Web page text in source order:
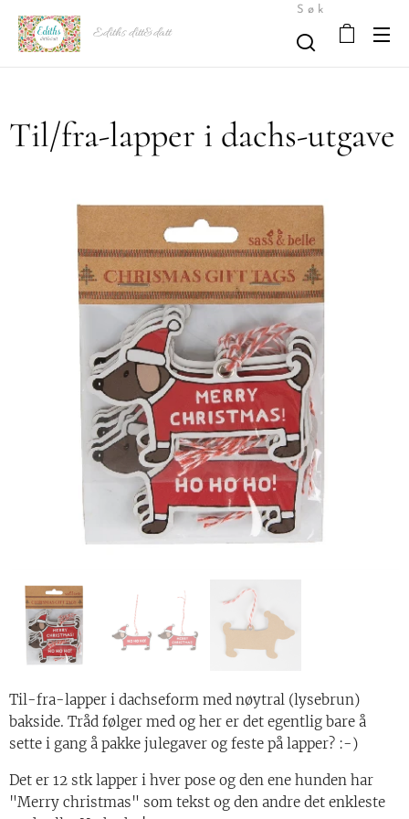
Ediths ditt&datt
Søk
Til/fra-lapper i dachs-utgave
Til-fra-lapper i dachseform med nøytral (lysebrun)
bakside. Tråd følger med og her er det egentlig bare å
sette i gang å pakke julegaver og feste på lapper? :-)
Det er 12 stk lapper i hver pose og den ene hunden har
"Merry christmas" som tekst og den andre det enkleste